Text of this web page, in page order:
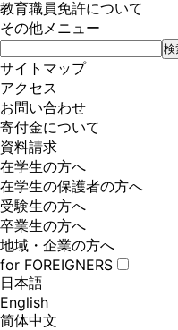
教育職員免許について
その他メニュー
サイトマップ
アクセス
お問い合わせ
寄付金について
資料請求
在学生の方へ
在学生の保護者の方へ
受験生の方へ
卒業生の方へ
地域・企業の方へ
for FOREIGNERS
日本語
English
简体中文